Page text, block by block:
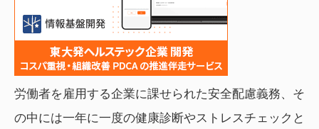
労働者を雇用する企業に課せられた安全配慮義務、そ
の中には一年に一度の健康診断やストレスチェックと